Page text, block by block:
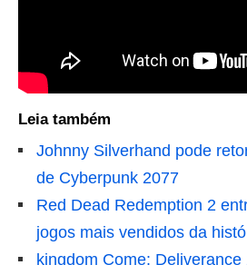
Leia também
Johnny Silverhand pode
de Cyberpunk 2077
Red Dead Redemption 2
jogos mais vendidos da
kingdom Come: Deliverance